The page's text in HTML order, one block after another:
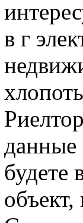
в г
данные
будете
объект,